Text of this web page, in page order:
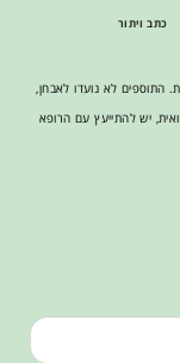
כתב ויתור
התוספים לא נועדו לאבחן,
יש להתייעץ עם הרופא